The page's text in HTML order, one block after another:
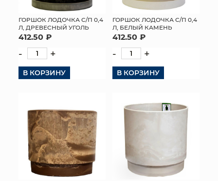
ГОРШОК ЛОДОЧКА С/П 0,4
Л, ДРЕВЕСНЫЙ УГОЛЬ
412.50 ₽
- +
В КОРЗИНУ
ГОРШОК ЛОДОЧКА С/П 0,4
Л, БЕЛЫЙ КАМЕНЬ
412.50 ₽
- +
В КОРЗИНУ